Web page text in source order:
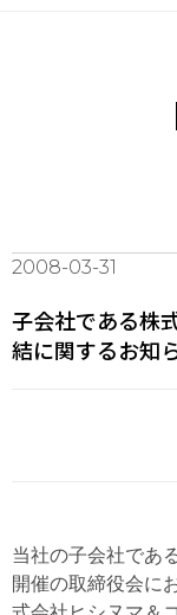
2008-03-31
子会社である株
結に関するお知
当社の子会社であ
開催の取締役会に